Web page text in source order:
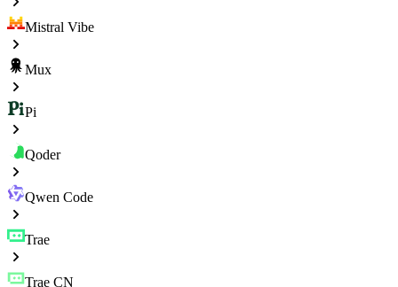
Mistral Vibe
Mux
Pi
Qoder
Qwen Code
Trae
Trae CN